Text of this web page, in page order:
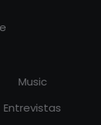
Music
Entrevistas